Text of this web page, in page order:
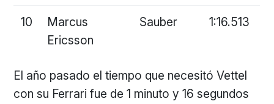
10
Marcus
Ericsson
Sauber 1:16.513
El año pasado el tiempo que necesitó Vettel
con su Ferrari fue de 1 minuto y 16 segundos